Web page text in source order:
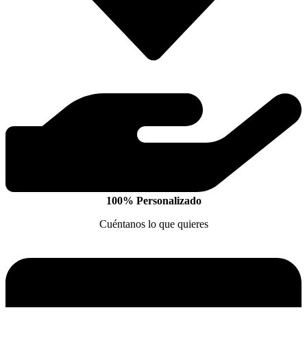
100% Personalizado
Cuéntanos lo que quieres